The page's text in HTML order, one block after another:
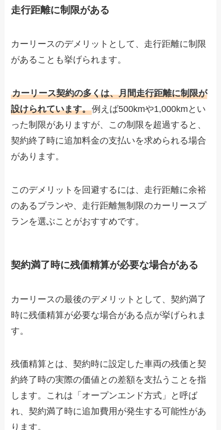
走行距離に制限がある
カーリースのデメリットとして、走行距離に制限
があることも挙げられます。
カーリース契約の多くは、月間走行距離に制限が
設けられています。例えば500kmや1,000kmとい
った制限がありますが、この制限を超過すると、
契約終了時に追加料金の支払いを求められる場合
があります。
このデメリットを回避するには、走行距離に余裕
のあるプランや、走行距離無制限のカーリースプ
ランを選ぶことがおすすめです。
契約満了時に残価精算が必要な場合がある
カーリースの最後のデメリットとして、契約満了
時に残価精算が必要な場合がある点が挙げられま
す。
残価精算とは、契約時に設定した車両の残価と契
約終了時の実際の価値との差額を支払うことを指
します。これは「オープンエンド方式」と呼ば
れ、契約満了時に追加費用が発生する可能性があ
ります。